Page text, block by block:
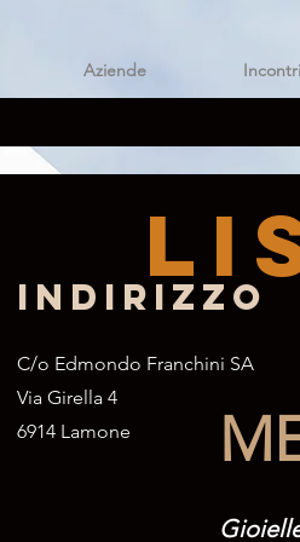
Aziende
Indirizzo
C/o Edmondo Franchini SA
Via Girella 4
6914 Lamone